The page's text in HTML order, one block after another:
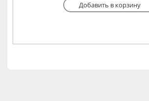
Добавить в корзину